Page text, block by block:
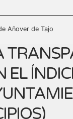
Añover de Tajo
EL
)